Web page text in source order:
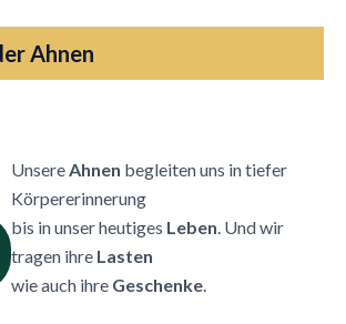
Ahnen
Unsere Ahnen begleiten uns in tiefer
Körpererinnerung
bis in unser heutiges Leben . Und wir
tragen ihre Lasten
wie auch ihre Geschenke.